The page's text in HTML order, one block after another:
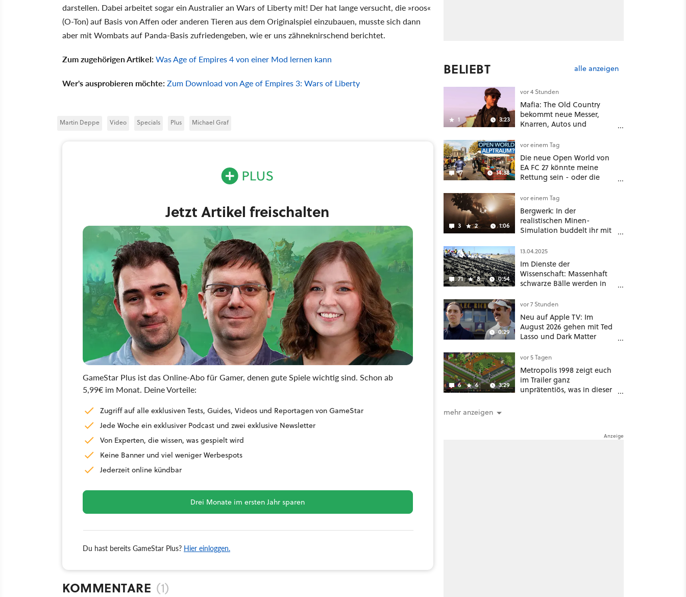
darstellen. Dabei arbeitet sogar ein Australier an Wars of Liberty mit! Der hat lange versucht, die »roos«
(O-Ton) auf Basis von Affen oder anderen Tieren aus dem Originalspiel einzubauen, musste sich dann
aber mit Wombats auf Panda-Basis zufriedengeben, wie er uns zähneknirschend berichtet.
Zum zugehörigen Artikel:Was Age of Empires 4 von einer Mod lernen kann
Wer's ausprobieren möchte:Zum Download von Age of Empires 3: Wars of Liberty
Martin Deppe Video Specials Plus Michael Graf
Jetzt Artikel freischalten
GameStar Plus ist das Online-Abo für Gamer, denen gute Spiele wichtig sind. Schon ab
5,99€ im Monat. Deine Vorteile:
Zugriff auf alle exklusiven Tests, Guides, Videos und Reportagen von GameStar
Jede Woche ein exklusiver Podcast und zwei exklusive Newsletter
Von Experten, die wissen, was gespielt wird
Keine Banner und viel weniger Werbespots
Jederzeit online kündbar
Drei Monate im ersten Jahr sparen
Du hast bereits GameStar Plus? Hier einloggen.
KOMMENTARE (1)
BELIEBT alle anzeigen
1 3:23
vor 4 Stunden
Mafia: The Old Country
bekommt neue Messer,
Knarren, Autos und
hat mehr dabei als nur
Story
17 14:38
vor einem Tag
Die neue Open World von
EA FC 27 könnte meine
Rettung sein - oder die
3 2 1:06
vor einem Tag
Bergwerk: In der
realistischen Minen-
Simulation buddelt ihr mit
möglichst vorsichtig Kohle
aus
71 8 0:54
13.04.2025
Im Dienste der
Wissenschaft: Massenhaft
schwarze Bälle werden in
geschüttet
0:29
vor 7 Stunden
Neu auf Apple TV: Im
August 2026 gehen mit Ted
Lasso und Dark Matter
Highlights weiter
6 6 3:29
vor 5 Tagen
Metropolis 1998 zeigt euch
im Trailer ganz
unprätentiös, was in dieser
mehr anzeigen